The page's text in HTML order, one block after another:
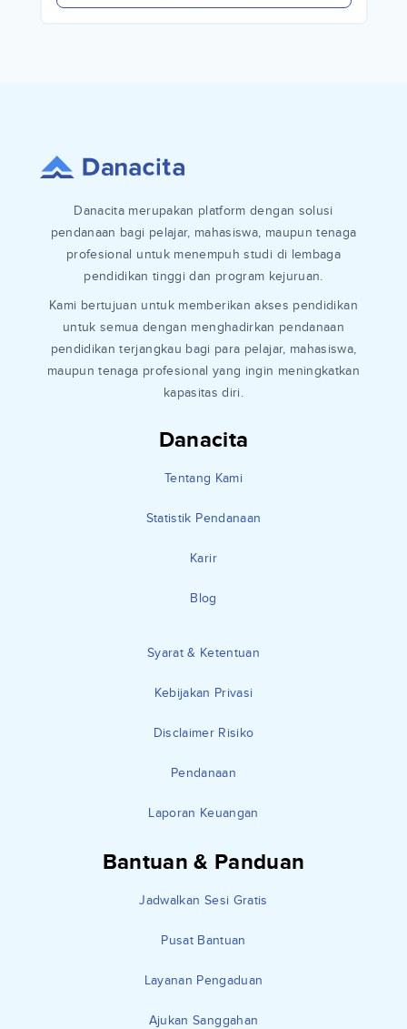
Danacita
Tentang Kami
Statistik Pendanaan
Karir
Blog
Syarat & Ketentuan
Kebijakan Privasi
Disclaimer Risiko
Pendanaan
Laporan Keuangan
Bantuan & Panduan
Jadwalkan Sesi Gratis
Pusat Bantuan
Layanan Pengaduan
Ajukan Sanggahan
Danacita merupakan platform dengan solusi
pendanaan bagi pelajar, mahasiswa, maupun tenaga
profesional untuk menempuh studi di lembaga
pendidikan tinggi dan program kejuruan.
Kami bertujuan untuk memberikan akses pendidikan
untuk semua dengan menghadirkan pendanaan
pendidikan terjangkau bagi para pelajar, mahasiswa,
maupun tenaga profesional yang ingin meningkatkan
kapasitas diri.